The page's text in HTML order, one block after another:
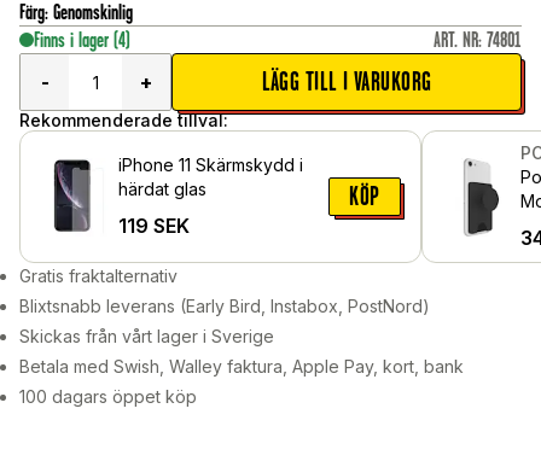
Färg: Genomskinlig
Finns i lager (4) ART. NR: 74801
-
+ LÄGG TILL I VARUKORG
Rekommenderade tillval:
iPhone 11 Skärmskydd i
härdat glas
119 SEK
KÖP
Gratis fraktalternativ
Blixtsnabb leverans (Early Bird, Instabox, PostNord)
Skickas från vårt lager i Sverige
Betala med Swish, Walley faktura, Apple Pay, kort, bank
100 dagars öppet köp